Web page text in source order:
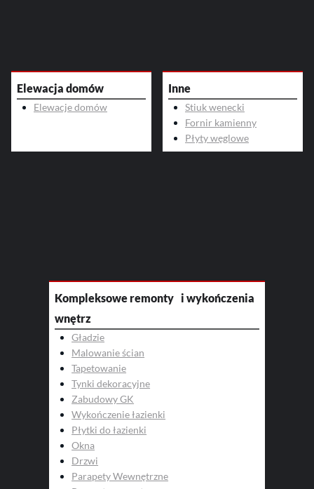
Kompleksowe remonty i wykończenia
wnętrz
Gładzie
Malowanie ścian
Tapetowanie
Tynki dekoracyjne
Zabudowy GK
Wykończenie łazienki
Płytki do łazienki
Okna
Drzwi
Parapety Wewnętrzne
Elewacja domów
Elewacje domów
Inne
Stiuk wenecki
Fornir kamienny
Płyty węglowe